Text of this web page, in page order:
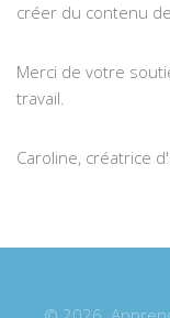
créer du contenu
Merci de votre
travail.
Caroline, créatrice